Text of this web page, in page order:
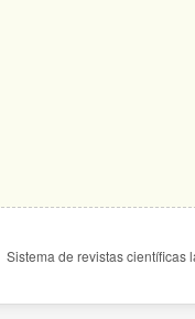
Sistema de revistas científicas